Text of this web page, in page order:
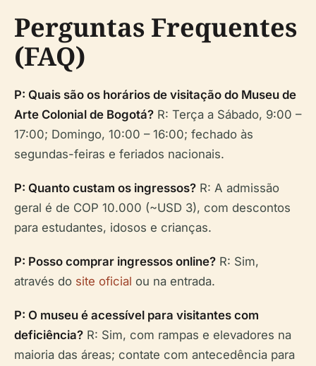
Perguntas Frequentes
(FAQ)
P: Quais são os horários de visitação do Museu de
Arte Colonial de Bogotá? R: Terça a Sábado, 9:00 –
17:00; Domingo, 10:00 – 16:00; fechado às
segundas-feiras e feriados nacionais.
P: Quanto custam os ingressos? R: A admissão
geral é de COP 10.000 (~USD 3), com descontos
para estudantes, idosos e crianças.
P: Posso comprar ingressos online? R: Sim,
através do site oficial ou na entrada.
P: O museu é acessível para visitantes com
deficiência? R: Sim, com rampas e elevadores na
maioria das áreas; contate com antecedência para